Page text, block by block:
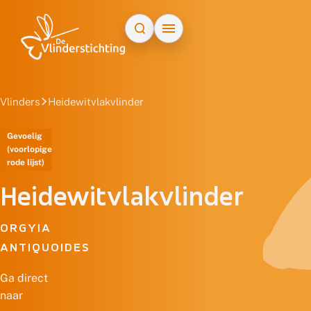
Vlinders Heidewitvlakvlinder
Gevoelig
(voorlopige
rode lijst)
Heidewitvlakvlinder
ORGYIA
ANTIQUOIDES
Ga direct
naar